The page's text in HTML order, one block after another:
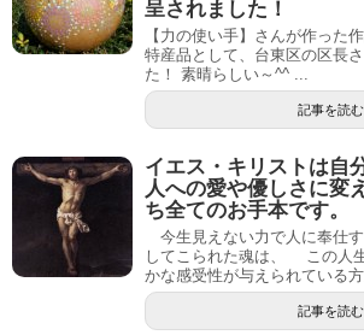
呈されました！
【力の使い手】さんが作った
特産品として、台東区の区長
た！ 素晴らしい～^^ ...
記事を読む
イエス・キリストは自
人への愛や優しさに変
ち全てのお手本です。
今生見えない力で人に奉仕
してこられた魂は、 この人
かな感受性が与えられている
記事を読む